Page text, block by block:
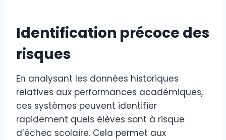
Identification précoce des
risques
En analysant les données historiques
relatives aux performances académiques,
ces systèmes peuvent identifier
rapidement quels élèves sont à risque
d’échec scolaire. Cela permet aux